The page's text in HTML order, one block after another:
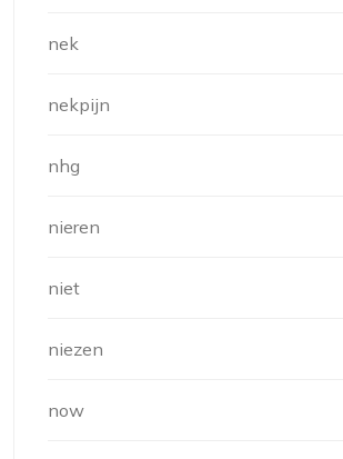
nek
nekpijn
nhg
nieren
niet
niezen
now